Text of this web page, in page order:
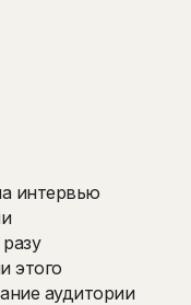
интервью
этого
аудитории